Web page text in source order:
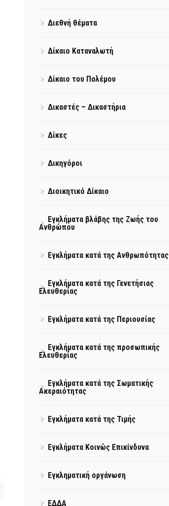
Διεθνή θέματα
Δίκαιο Καταναλωτή
Δίκαιο του Πολέμου
Δικαστές – Δικαστήρια
Δίκες
Δικηγόροι
Διοικητικό Δίκαιο
Εγκλήματα βλάβης της Ζωής του
Ανθρώπου
Εγκλήματα κατά της Ανθρωπότητας
Εγκλήματα κατά της Γενετήσιας
Ελευθερίας
Εγκλήματα κατά της Περιουσίας
Εγκλήματα κατά της προσωπικής
Ελευθερίας
Εγκλήματα κατά της Σωματικής
Ακεραιότητας
Εγκλήματα κατά της Τιμής
Εγκλήματα Κοινώς Επικίνδυνα
Εγκληματική οργάνωση
ΕΔΔΑ